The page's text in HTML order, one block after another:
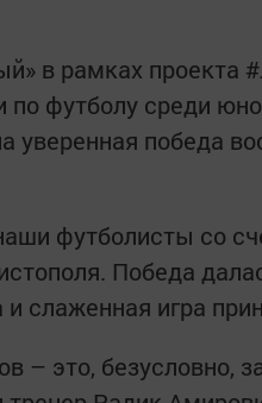
в рамках проекта
по футболу среди
уверенная победа
футболисты со
Победа
слаженная игра
– это, безусловно,